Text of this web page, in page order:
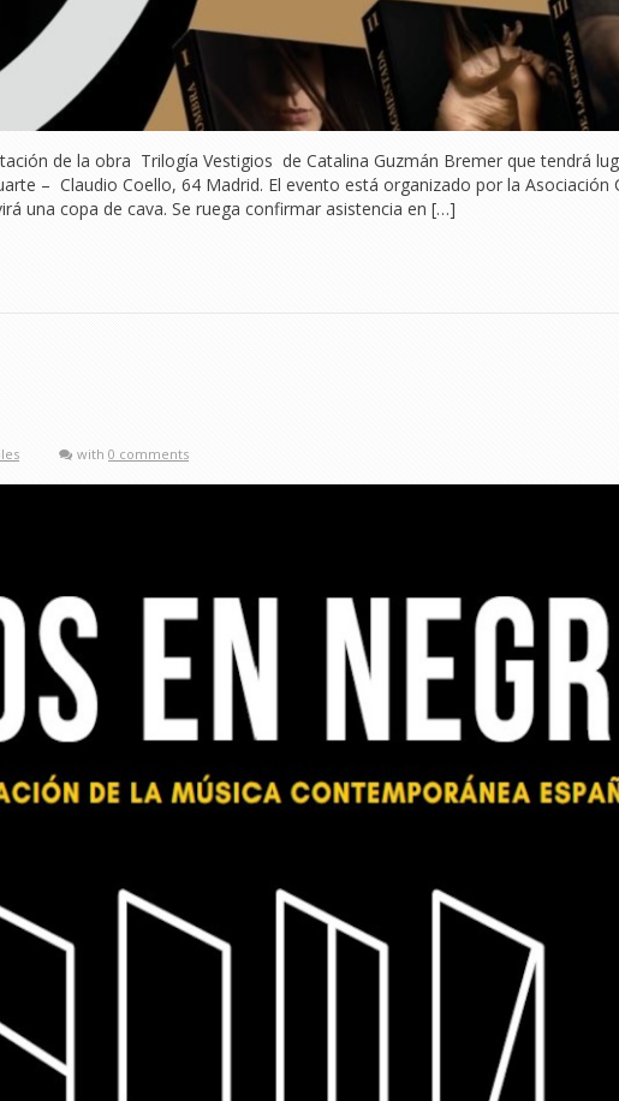
de la obra Trilogía Vestigios de Catalina Guzmán Bremer que tendrá
– Claudio Coello, 64 Madrid. El evento está organizado por la Asociación
una copa de cava. Se ruega confirmar asistencia en […]
with 0 comments